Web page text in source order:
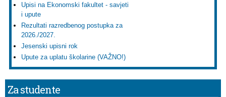
Upisi na Ekonomski fakultet - savjeti
i upute
Rezultati razredbenog postupka za
2026./2027.
Jesenski upisni rok
Upute za uplatu školarine (VAŽNO!)
Za studente